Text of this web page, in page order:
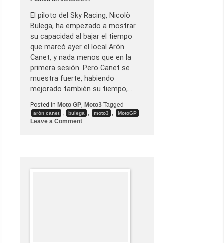
)
El piloto del Sky Racing, Nicolò
Bulega, ha empezado a mostrar
su capacidad al bajar el tiempo
que marcó ayer el local Arón
Canet, y nada menos que en la
primera sesión. Pero Canet se
muestra fuerte, habiendo
mejorado también su tiempo,…
Posted in Moto GP, Moto3 Tagged
arón canet , bulega , moto3 , MotoGP
Leave a Commento
ò